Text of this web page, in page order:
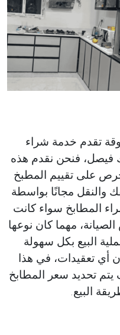
تقدم خدمة شراء
فيصل، فنحن نقدم هذه
على تقييم المطبخ
والنقل مجانًا بواسطة
المطابخ سواء كانت
مهما كان نوعها
البيع بكل سهولة
أي تعقيدات، في هذا
تحديد سعر المطابخ
البيع.